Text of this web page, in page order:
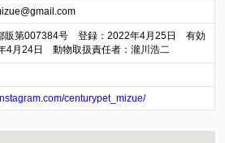
販第007384号 登録：2022年4月25日 有効
4月24日 動物取扱責任者：瀧川浩二
centurypet_mizue/